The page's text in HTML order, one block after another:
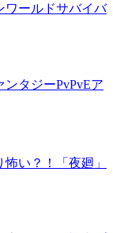
ワールドサバイバ
タジーPvPvEア
い？！「夜廻」